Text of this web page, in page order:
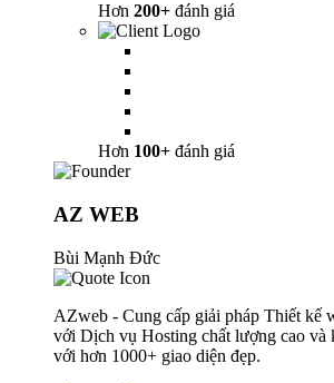
Hơn 200+ đánh giá
Hơn 100+ đánh giá
AZ WEB
Bùi Mạnh Đức
AZweb - Cung cấp giải pháp Thiết kế
với Dịch vụ Hosting chất lượng cao và
với hơn 1000+ giao diện đẹp.